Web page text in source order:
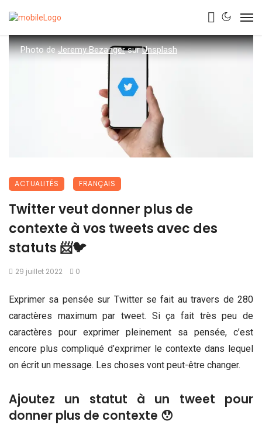
Photo deJeremy BezangersurUnsplash
ACTUALITÉS FRANÇAIS
Twitter veut donner plus de
contexte à vos tweets avec des
statuts 📨🐦
29 juillet 2022 0
Exprimer sa pensée sur Twitter se fait au travers de 280
caractères maximum par tweet. Si ça fait très peu de
caractères pour exprimer pleinement sa pensée, c’est
encore plus compliqué d’exprimer le contexte dans lequel
on écrit un message. Les choses vont peut-être changer.
Ajoutez un statut à un tweet pour
donner plus de contexte 😯